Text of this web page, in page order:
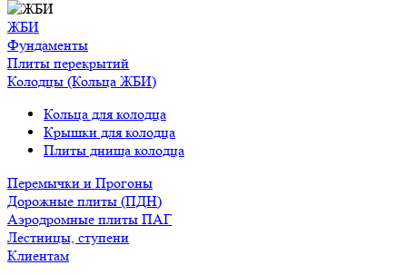
ЖБИ
Фундаменты
Плиты перекрытий
Колодцы (Кольца ЖБИ)
Кольца для колодца
Крышки для колодца
Плиты днища колодца
Перемычки и Прогоны
Дорожные плиты (ПДН)
Аэродромные плиты ПАГ
Лестницы, ступени
Клиентам